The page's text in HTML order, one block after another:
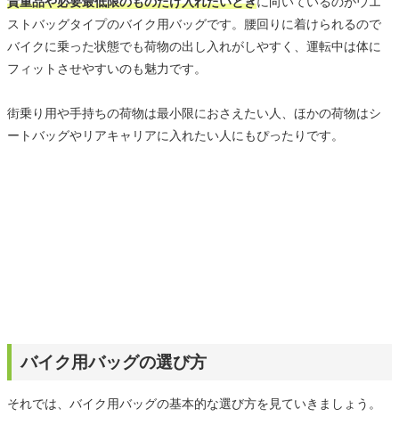
ストバッグタイプのバイク用バッグです。腰回りに着けられるので
バイクに乗った状態でも荷物の出し入れがしやすく、運転中は体に
フィットさせやすいのも魅力です。
街乗り用や手持ちの荷物は最小限におさえたい人、ほかの荷物はシ
ートバッグやリアキャリアに入れたい人にもぴったりです。
バイク用バッグの選び方
それでは、バイク用バッグの基本的な選び方を見ていきましょう。